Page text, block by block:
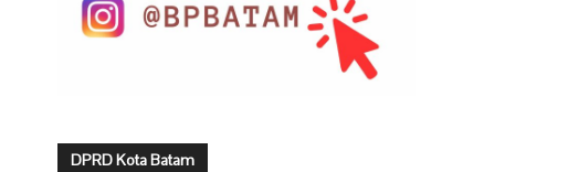
DPRD Kota Batam